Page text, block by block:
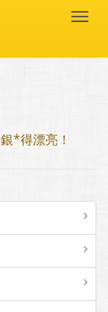
*得漂亮！